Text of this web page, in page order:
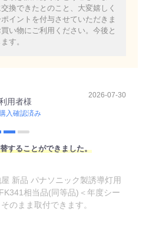
換できたとのこと、大変嬉しく
イントを付与させていただきま
い物にご利用ください。今後と
す。
用者様
入確認済み
2026-07-30
することができました。
新品 パナソニック製誘導灯用
相当品(同等品)＜年度シー
のまま取付できます。